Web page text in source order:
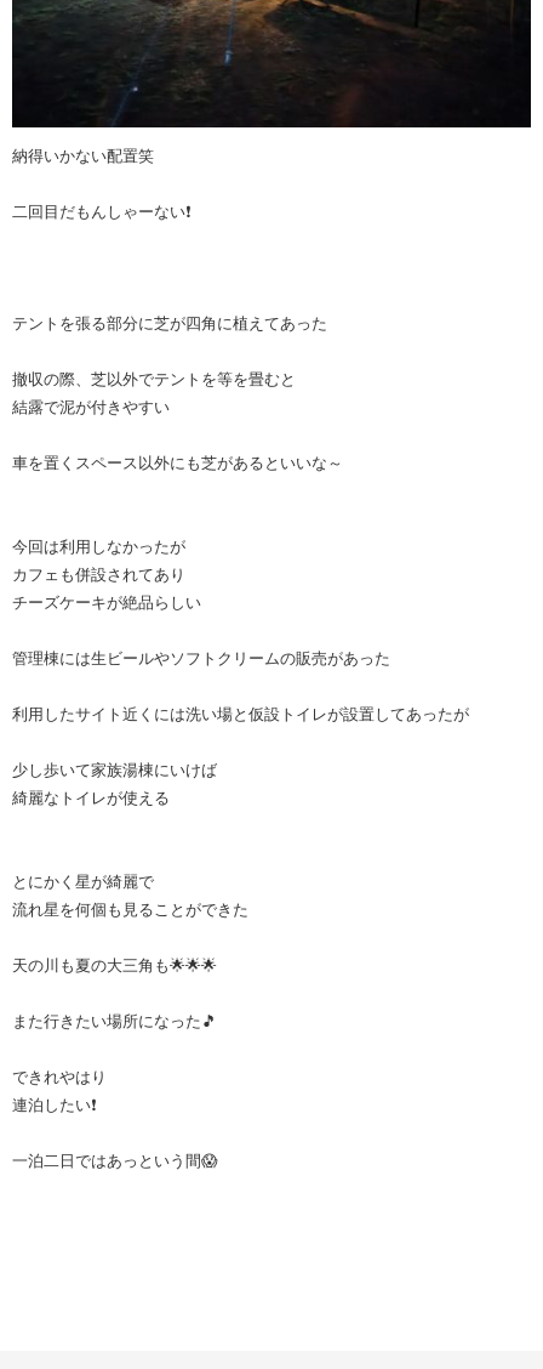
納得いかない配置笑
二回目だもんしゃーない❗
テントを張る部分に芝が四角に植えてあった
撤収の際、芝以外でテントを等を畳むと
結露で泥が付きやすい
車を置くスペース以外にも芝があるといいな～
今回は利用しなかったが
カフェも併設されてあり
チーズケーキが絶品らしい
管理棟には生ビールやソフトクリームの販売があった
利用したサイト近くには洗い場と仮設トイレが設置してあったが
少し歩いて家族湯棟にいけば
綺麗なトイレが使える
とにかく星が綺麗で
流れ星を何個も見ることができた
天の川も夏の大三角も🌟🌟🌟
また行きたい場所になった🎵
できれやはり
連泊したい❗
一泊二日ではあっという間😱